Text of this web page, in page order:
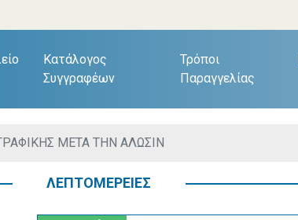
Κατάλογος
Συγγραφέων
Τρόποι
Παραγγελίας
ΜΕΤΑ ΤΗΝ ΑΛΩΣΙΝ
ΛΕΠΤΟΜΕΡΕΙΕΣ